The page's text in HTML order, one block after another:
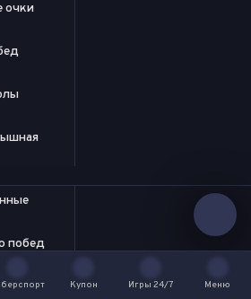
очки
побед
голы
Купон
Игры 24/7
Меню